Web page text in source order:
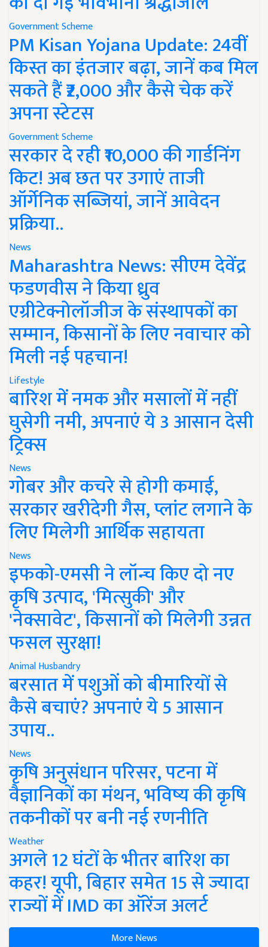
Government Scheme
PM Kisan Yojana Update: 24वीं
किस्त का इंतजार बढ़ा, जानें कब मिल
सकते हैं ₹2,000 और कैसे चेक करें
अपना स्टेटस
Government Scheme
सरकार दे रही ₹10,000 की गार्डनिंग
किट! अब छत पर उगाएं ताजी
ऑर्गेनिक सब्जियां, जानें आवेदन
प्रक्रिया..
News
Maharashtra News: सीएम देवेंद्र
फडणवीस ने किया ध्रुव
एग्रीटेक्नोलॉजीज के संस्थापकों का
सम्मान, किसानों के लिए नवाचार को
मिली नई पहचान!
Lifestyle
बारिश में नमक और मसालों में नहीं
घुसेगी नमी, अपनाएं ये 3 आसान देसी
ट्रिक्स
News
गोबर और कचरे से होगी कमाई,
सरकार खरीदेगी गैस, प्लांट लगाने के
लिए मिलेगी आर्थिक सहायता
News
इफको-एमसी ने लॉन्च किए दो नए
कृषि उत्पाद, 'मित्सुकी' और
'नेक्सावेट', किसानों को मिलेगी उन्नत
फसल सुरक्षा!
Animal Husbandry
बरसात में पशुओं को बीमारियों से
कैसे बचाएं? अपनाएं ये 5 आसान
उपाय..
News
कृषि अनुसंधान परिसर, पटना में
वैज्ञानिकों का मंथन, भविष्य की कृषि
तकनीकों पर बनी नई रणनीति
Weather
अगले 12 घंटों के भीतर बारिश का
कहर! यूपी, बिहार समेत 15 से ज्यादा
राज्यों में IMD का ऑरेंज अलर्ट
More News